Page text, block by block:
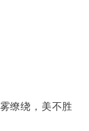
缭绕，美不胜